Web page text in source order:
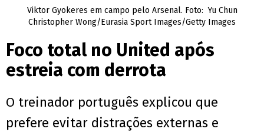
Viktor Gyokeres em campo pelo Arsenal. Foto: Yu Chun
Christopher Wong/Eurasia Sport Images/Getty Images
Foco total no United após
estreia com derrota
O treinador português explicou que
prefere evitar distrações externas e